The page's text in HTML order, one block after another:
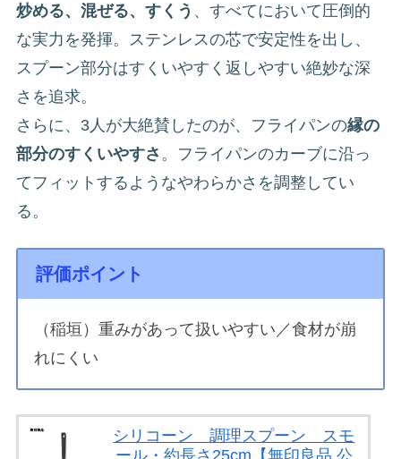
炒める、混ぜる、すくう 、すべてにおいて圧倒的
な実力を発揮。ステンレスの芯で安定性を出し、
スプーン部分はすくいやすく返しやすい絶妙な深
さを追求。
さらに、3人が大絶賛したのが、フライパンの縁の
部分のすくいやすさ 。フライパンのカーブに沿っ
てフィットするようなやわらかさを調整してい
る。
評価ポイント
（稲垣）重みがあって扱いやすい／食材が崩
れにくい
シリコーン 調理スプーン スモ
ール・約長さ25cm【無印良品 公